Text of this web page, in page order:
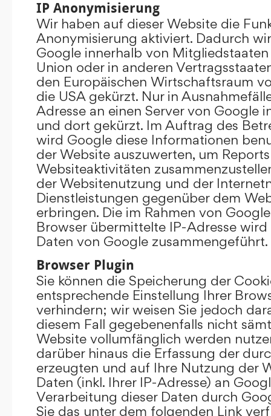
IP Anonymisierung
Wir haben auf dieser Website die
Anonymisierung aktiviert. Dadurch
Google innerhalb von
Union oder in anderen
den Europäischen Wirtschaftsraum
die USA gekürzt. Nur in
Adresse an einen Server von Google
und dort gekürzt. Im Auftrag des
wird Google diese Informationen
der Website auszuwerten, um
Websiteaktivitäten
der Websitenutzung und der
Dienstleistungen gegenüber dem
erbringen. Die im Rahmen von
Browser übermittelte IP-Adresse
Daten von Google zusammengeführt.
Browser Plugin
Sie können die Speicherung der
entsprechende Einstellung Ihrer
verhindern; wir weisen Sie jedoch
diesem Fall gegebenenfalls nicht
Website vollumfänglich werden
darüber hinaus die Erfassung der
erzeugten und auf Ihre Nutzung der
Daten (inkl. Ihrer IP-Adresse) an
Verarbeitung dieser Daten durch
Sie das unter dem folgenden Link